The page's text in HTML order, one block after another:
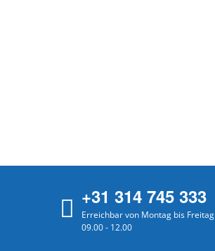
+31 314 745 333
Erreichbar von Montag bis Freitag
09.00 - 12.00